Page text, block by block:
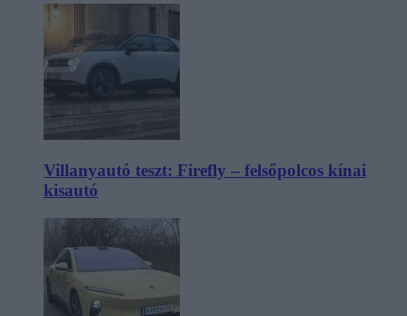
Villanyautó teszt: Firefly – felsőpolcos kínai
kisautó